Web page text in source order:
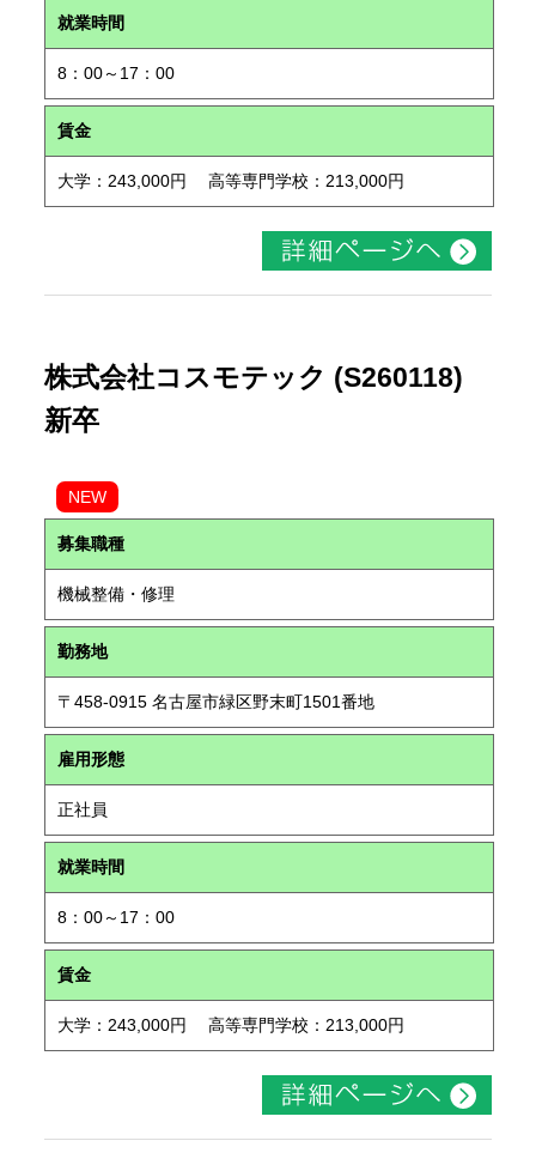
就業時間
8：00～17：00
賃金
大学：243,000円 高等専門学校：213,000円
株式会社コスモテック (S260118)
新卒
NEW
募集職種
機械整備・修理
勤務地
〒458-0915 名古屋市緑区野末町1501番地
雇用形態
正社員
就業時間
8：00～17：00
賃金
大学：243,000円 高等専門学校：213,000円